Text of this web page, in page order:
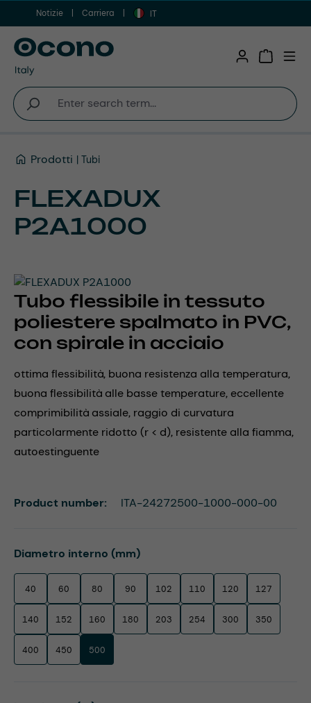
Vai al contenuto principale
Notizie Carriera IT
Prodotti Tubi
FLEXADUX
P2A1000
Tubo flessibile in tessuto
poliestere spalmato in PVC,
con spirale in acciaio
ottima flessibilità, buona resistenza alla temperatura,
buona flessibilità alle basse temperature, eccellente
comprimibilità assiale, raggio di curvatura
particolarmente ridotto (r < d), resistente alla fiamma,
autoestinguente
Select
Diametro interno (mm)
40 60 80 90 102 110 120 127
140 152 160 180 203 254 300 350
400 450 500
Product number: ITA-24272500-1000-000-00